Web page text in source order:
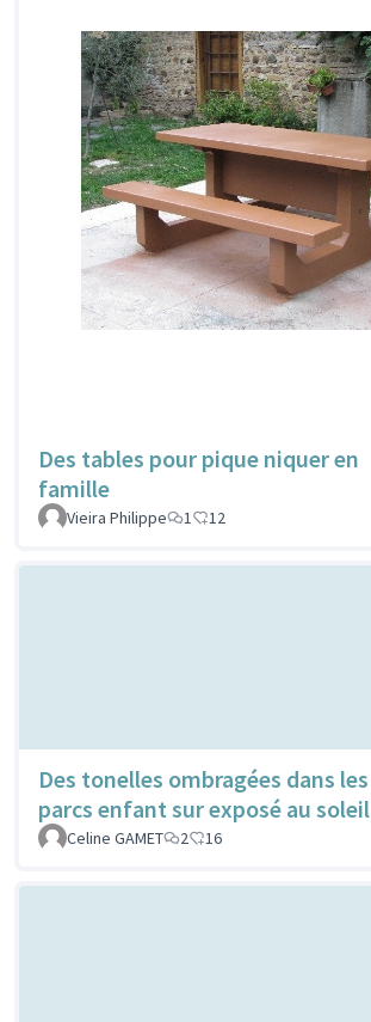
Des tables pour pique niquer en
famille
Vieira Philippe 1 12
Des tonelles ombragées dans les
parcs enfant sur exposé au soleil
Celine GAMET 2 16